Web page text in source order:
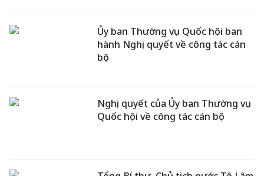
Ủy ban Thường vụ Quốc hội ban
hành Nghị quyết về công tác cán
bộ
Nghị quyết của Ủy ban Thường vụ
Quốc hội về công tác cán bộ